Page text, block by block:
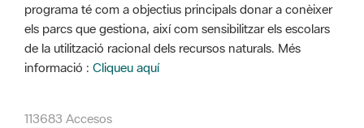
programa té com a objectius principals donar a conèixer
els parcs que gestiona, així com sensibilitzar els escolars
de la utilització racional dels recursos naturals. Més
informació : Cliqueu aquí
113683 Accesos